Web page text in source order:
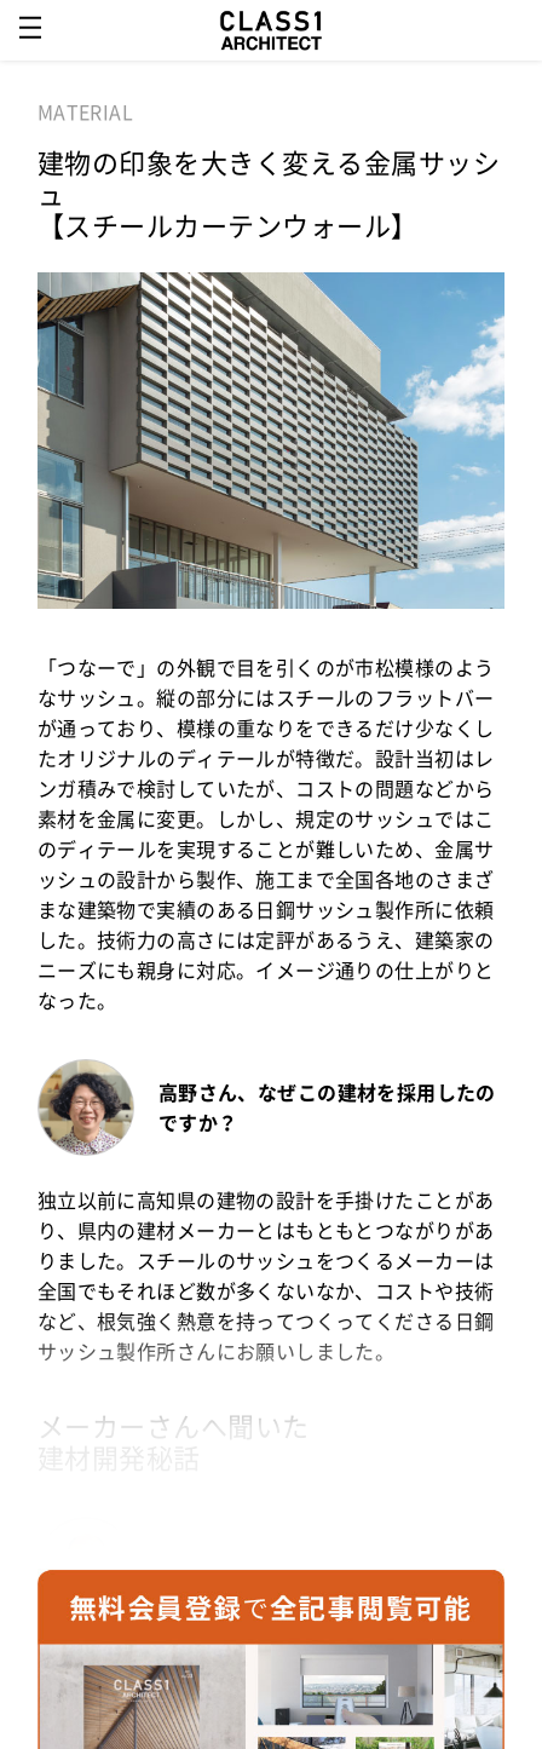
MATERIAL
建物の印象を大きく変える金属サッシ
ュ
【スチールカーテンウォール】
「つなーで」の外観で目を引くのが市松模様のよう
なサッシュ。縦の部分にはスチールのフラットバー
が通っており、模様の重なりをできるだけ少なくし
たオリジナルのディテールが特徴だ。設計当初はレ
ンガ積みで検討していたが、コストの問題などから
素材を金属に変更。しかし、規定のサッシュではこ
のディテールを実現することが難しいため、金属サ
ッシュの設計から製作、施工まで全国各地のさまざ
まな建築物で実績のある日鋼サッシュ製作所に依頼
した。技術力の高さには定評があるうえ、建築家の
ニーズにも親身に対応。イメージ通りの仕上がりと
なった。
高野さん、なぜこの建材を採用したの
ですか？
独立以前に高知県の建物の設計を手掛けたことがあ
り、県内の建材メーカーとはもともとつながりがあ
りました。スチールのサッシュをつくるメーカーは
全国でもそれほど数が多くないなか、コストや技術
など、根気強く熱意を持ってつくってくださる日鋼
サッシュ製作所さんにお願いしました。
メーカーさんへ聞いた
玉谷 慎一さん
設計から施工を担い建築の顔をつくる